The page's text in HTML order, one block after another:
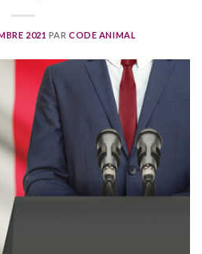
2021 PARCODE ANIMAL